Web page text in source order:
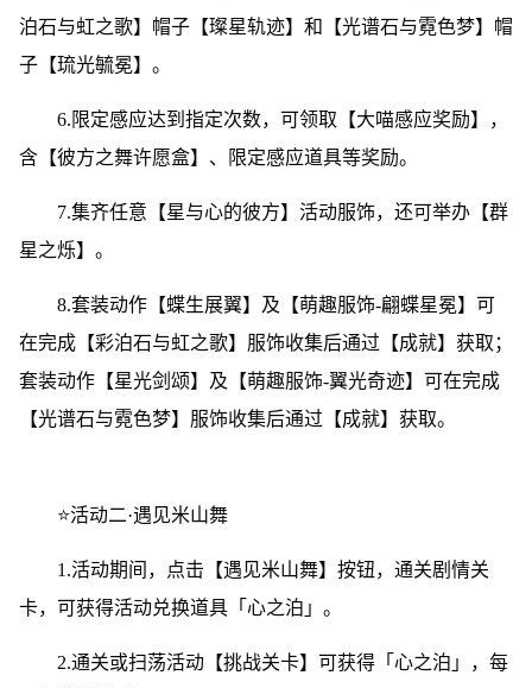
泊石与虹之歌】帽子【璨星轨迹】和【光谱石与霓色梦】帽
子【琉光毓冕】。
6.限定感应达到指定次数，可领取【大喵感应奖励】，
含【彼方之舞许愿盒】、限定感应道具等奖励。
7.集齐任意【星与心的彼方】活动服饰，还可举办【群
星之烁】。
8.套装动作【蝶生展翼】及【萌趣服饰-翩蝶星冕】可
在完成【彩泊石与虹之歌】服饰收集后通过【成就】获取；
套装动作【星光剑颂】及【萌趣服饰-翼光奇迹】可在完成
【光谱石与霓色梦】服饰收集后通过【成就】获取。
⭐活动二·遇见米山舞
1.活动期间，点击【遇见米山舞】按钮，通关剧情关
卡，可获得活动兑换道具「心之泊」。
2.通关或扫荡活动【挑战关卡】可获得「心之泊」，每